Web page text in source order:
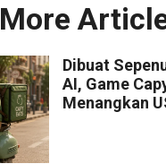
More
Dibuat
AI, Game
Menangkan